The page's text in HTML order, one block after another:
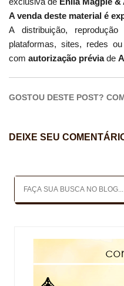
A venda deste material é
A distribuição,
plataformas, sites, redes
com autorização préviade
GOSTOU DESTE POST?
DEIXE SEU